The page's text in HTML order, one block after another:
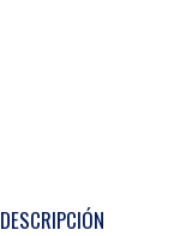
DESCRIPCIÓN